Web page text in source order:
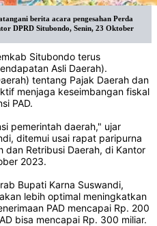
berita acara pengesahan Perda
DPRD Situbondo, Senin, 23 Oktober
Situbondo terus
Asli Daerah).
tentang Pajak Daerah dan
menjaga keseimbangan fiskal
PAD.
pemerintah daerah," ujar
ditemui usai rapat paripurna
dan Retribusi Daerah, di Kantor
2023.
Bupati Karna Suswandi,
lebih optimal meningkatkan
PAD mencapai Rp. 200
bisa mencapai Rp. 300 miliar.